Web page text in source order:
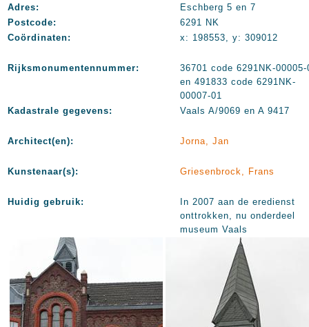
Adres:
Eschberg 5 en 7
Postcode:
6291 NK
Coördinaten:
x: 198553, y: 309012
Rijksmonumentennummer:
36701 code 6291NK-00005-
en 491833 code 6291NK-
00007-01
Kadastrale gegevens:
Vaals A/9069 en A 9417
Architect(en): Jorna, Jan
Kunstenaar(s): Griesenbrock, Frans
Huidig gebruik:
In 2007 aan de eredienst
onttrokken, nu onderdeel
museum Vaals